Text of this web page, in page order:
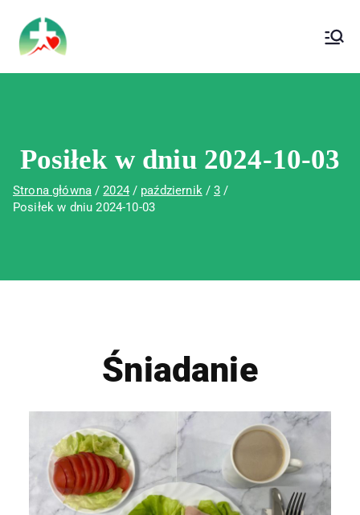
Wojewódzki Szpital Specjalistyczny im.
Św. Rafała w Czerwonej Górze
Posiłek w dniu 2024-10-03
Strona główna 2024 październik
3
Posiłek w dniu 2024-10-03
Śniadanie